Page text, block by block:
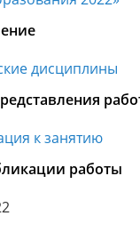
дисциплины
к занятию
работы